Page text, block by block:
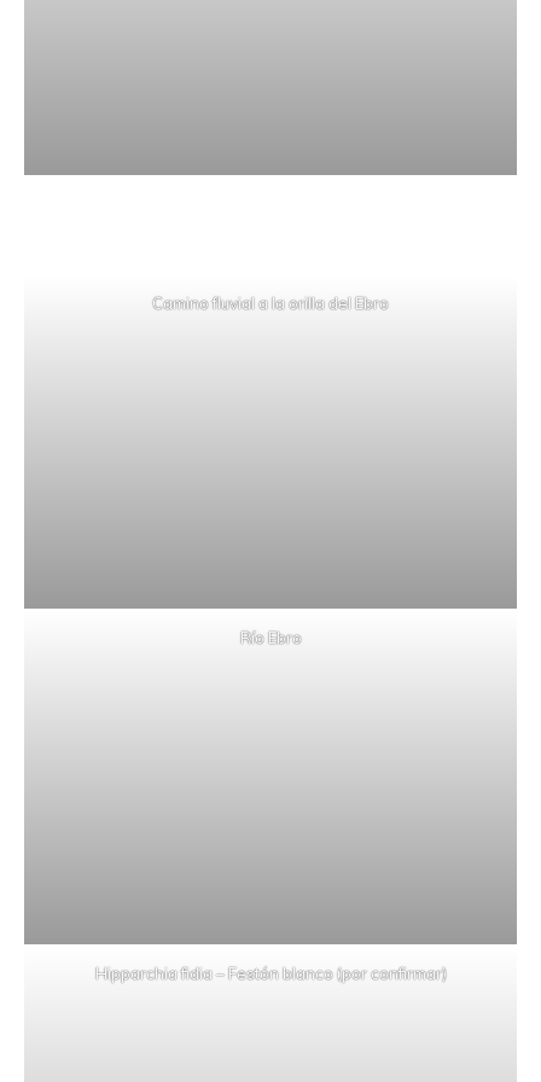
Camino fluvial a la orilla del Ebro
Río Ebro
Hipparchia fidia – Festón blanco (por confirmar)